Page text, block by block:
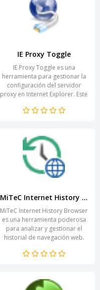
IE Proxy Toggle
IE Proxy Toggle es una
herramienta para gestionar la
configuración del servidor
proxy en Internet Explorer. Este
usuarios una forma...
MiTeC Internet History Browser
MiTeC Internet History Browser
es una herramienta poderosa
para analizar y gestionar el
historial de navegación web.
para usuarios...